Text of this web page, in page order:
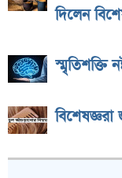
দিলেন
স্মৃতিশক্তি